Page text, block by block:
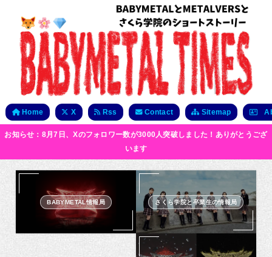
Home X Rss Contact Sitemap
お知らせ：8月7日、Xのフォロワー数が3000人突破しました！ありがとうござ
います
BABYMETAL情報局 さくら学院と卒業生の情報局